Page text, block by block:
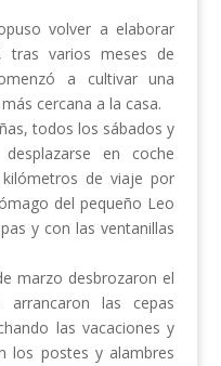
volver a elaborar
tras varios meses de
a cultivar una
cercana a la casa.
todos los sábados y
en coche
de viaje por
del pequeño Leo
y con las ventanillas
marzo desbrozaron el
las cepas
las vacaciones y
los postes y alambres